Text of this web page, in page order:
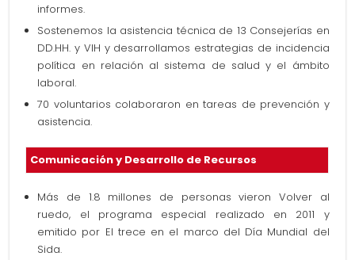
informes.
Sostenemos la asistencia técnica de 13 Consejerías en
DD.HH. y VIH y desarrollamos estrategias de incidencia
política en relación al sistema de salud y el ámbito
laboral.
70 voluntarios colaboraron en tareas de prevención y
asistencia.
Comunicación y Desarrollo de Recursos
Más de 1.8 millones de personas vieron Volver al
ruedo, el programa especial realizado en 2011 y
emitido por El trece en el marco del Día Mundial del
Sida.